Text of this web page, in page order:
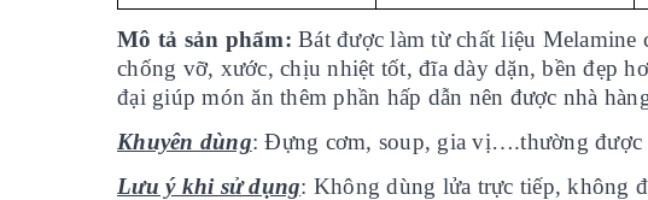
Mô tả sản phẩm: Bát được làm từ chất liệu Melamine
chống vỡ, xước, chịu nhiệt tốt, đĩa dày dặn, bền đẹp
đại giúp món ăn thêm phần hấp dẫn nên được nhà
Khuyên dùng: Đựng cơm, soup, gia vị….thường
Lưu ý khi sử dụng: Không dùng lửa trực tiếp, không